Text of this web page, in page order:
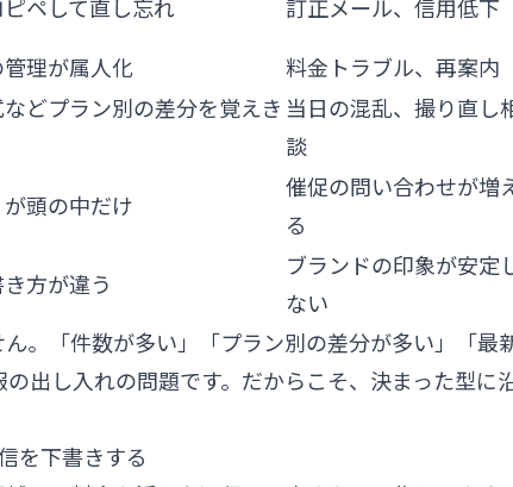
ペして直し忘れ 訂正メール、信用低下
理が属人化 料金トラブル、再案内
どプラン別の差分を覚えき 当日の混乱、撮り直し
談
が頭の中だけ
催促の問い合わせが増
る
方が違う
ブランドの印象が安定
ない
。「件数が多い」「プラン別の差分が多い」「最
出し入れの問題です。だからこそ、決まった型に
を下書きする